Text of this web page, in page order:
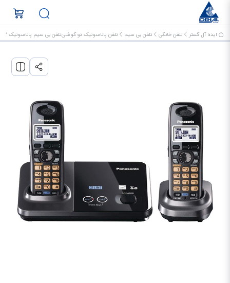
ایده آل گستر تلفن خانگی تلفن بی سیم تلفن پاناسونیک دو گوشیتلفن بی سیم پاناسونیک KX-TG9322